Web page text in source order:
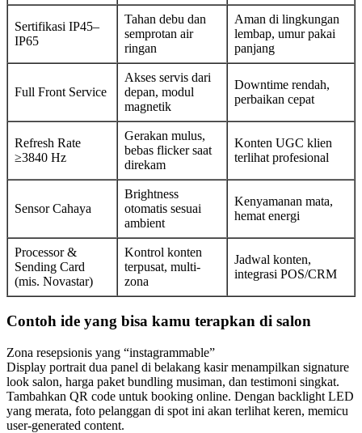
Sertifikasi IP45–
IP65
Tahan debu dan
semprotan air
ringan
Aman di lingkungan
lembap, umur pakai
panjang
Full Front Service
Akses servis dari
depan, modul
magnetik
Downtime rendah,
perbaikan cepat
Refresh Rate
≥3840 Hz
Gerakan mulus,
bebas flicker saat
direkam
Konten UGC klien
terlihat profesional
Sensor Cahaya
Brightness
otomatis sesuai
ambient
Kenyamanan mata,
hemat energi
Processor &
Sending Card
(mis. Novastar)
Kontrol konten
terpusat, multi-
zona
Jadwal konten,
integrasi POS/CRM
Contoh ide yang bisa kamu terapkan di salon
Zona resepsionis yang “instagrammable”
Display portrait dua panel di belakang kasir menampilkan signature
look salon, harga paket bundling musiman, dan testimoni singkat.
Tambahkan QR code untuk booking online. Dengan backlight LED
yang merata, foto pelanggan di spot ini akan terlihat keren, memicu
user-generated content.